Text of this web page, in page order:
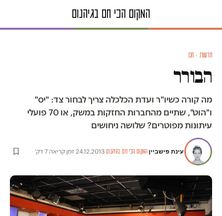
חדשות · חם
הבורר
מה קורה כשיו"ר ועדת הכלכלה צריך לבחור צד: "יס"
ו"הוט", שתיים מהחברות החזקות במשק, או 70 פועלי
עיתונות מפוטרים? שלושה ניחושים
עינת פישביין·המקום הכי חם בגיהנום·
24.12.2013
·זמן קריאה 7 דק׳